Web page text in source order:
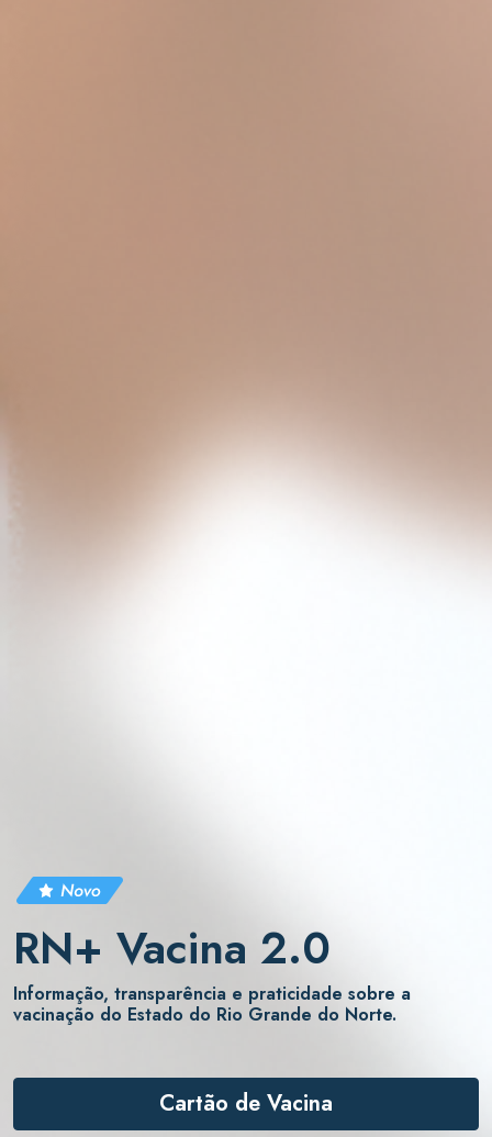
RN+ Vacina 2.0
Informação, transparência e praticidade sobre a
vacinação do Estado do Rio Grande do Norte.
Cartão de Vacina